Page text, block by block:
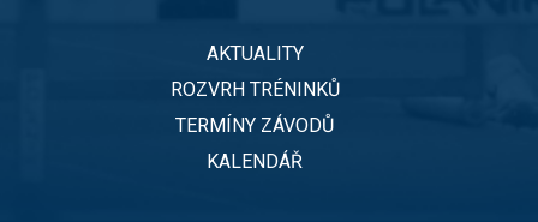
AKTUALITY
ROZVRH TRÉNINKŮ
TERMÍNY ZÁVODŮ
KALENDÁŘ